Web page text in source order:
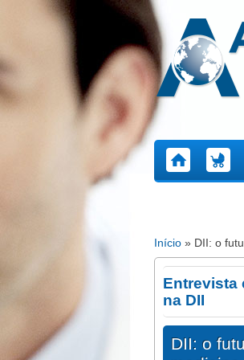
Atlas da
Está aqui
Início » DII: o
Entrevista
na DII
DII: o